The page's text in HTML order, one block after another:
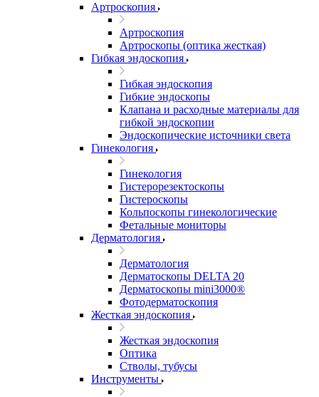
Артроскопия
Артроскопия
Артроскопы (оптика жесткая)
Гибкая эндоскопия
Гибкая эндоскопия
Гибкие эндоскопы
Клапана и расходные материалы для
гибкой эндоскопии
Эндоскопические источники света
Гинекология
Гинекология
Гистерорезектоскопы
Гистероскопы
Кольпоскопы гинекологические
Фетальные мониторы
Дерматология
Дерматология
Дерматоскопы DELTA 20
Дерматоскопы mini3000®
Фотодерматоскопия
Жесткая эндоскопия
Жесткая эндоскопия
Оптика
Стволы, тубусы
Инструменты